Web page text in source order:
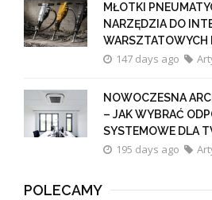
MŁOTKI
NARZĘDZIA DO
WARSZTATOWYCH
147 days ago
NOWOCZESNA
– JAK WYBRAĆ
SYSTEMOWE DLA
195 days ago
POLECAMY